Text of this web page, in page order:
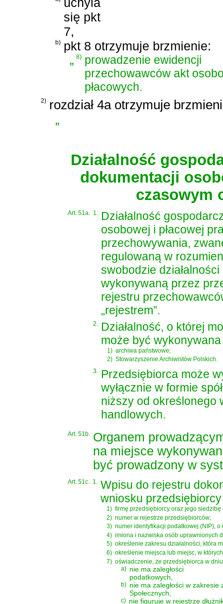
się pkt
7,
b) pkt 8 otrzymuje brzmienie:
„8) prowadzenie ewidencji
przechowawców akt
płacowych.
2) rozdział 4a otrzymuje
„
Działalność
dokumentacji
czasowym
Art. 51a. 1.
Działalność
osobowej i płacowej
przechowywania,
regulowaną w
swobodzie
wykonywaną przez
rejestru
„rejestrem”.
2.
Działalność, o której
może być
1) archiwa państwowe;
2) Stowarzyszenie Archiwistów Polskich.
3. Przedsiębiorca może
wyłącznie w formie
niższy od określonego
handlowych.
Art. 51b. Organem
na miejsce
być prowadzony w
Art. 51c. 1. Wpisu do rejestru
wniosku
1) firmę przedsiębiorcy oraz jego
2) numer w rejestrze przedsiębiorców;
3) numer identyfikacji podatkowej (NIP),
4) imiona i nazwiska osób uprawnionych
5) określenie zakresu działalności, która
6) określenie miejsca lub miejsc, w
7) oświadczenie, że przedsiębiorca w
a) nie ma zaległości
podatkowych,
b) nie ma zaległości w
Społecznych,
c) nie figuruje w rejestrze